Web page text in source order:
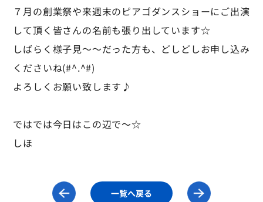
７月の創業祭や来週末のピアゴダンスショーにご出演
して頂く皆さんの名前も張り出しています☆
しばらく様子見～～だった方も、どしどしお申し込み
くださいね(#^.^#)
よろしくお願い致します♪
ではでは今日はこの辺で～☆
しほ
一覧へ戻る